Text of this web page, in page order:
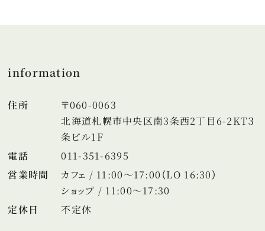
information
住所
〒060-0063
北海道札幌市中央区南3条西2丁目6-2KT３
条ビル1F
電話
011-351-6395
営業時間
カフェ / 11:00～17:00（LO 16:30）
ショップ / 11:00～17:30
定休日
不定休